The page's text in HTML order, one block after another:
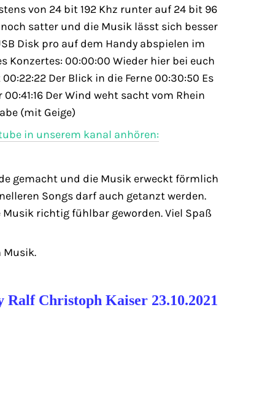
von 24 bit 192 Khz runter auf 24 bit 96
satter und die Musik lässt sich besser
Disk pro auf dem Handy abspielen im
Konzertes: 00:00:00 Wieder hier bei euch
Der Blick in die Ferne 00:30:50 Es
Der Wind weht sacht vom Rhein
(mit Geige)
in unserem kanal anhören:
gemacht und die Musik erweckt förmlich
Songs darf auch getanzt werden.
richtig fühlbar geworden. Viel Spaß
Musik.
Ralf Christoph Kaiser 23.10.2021